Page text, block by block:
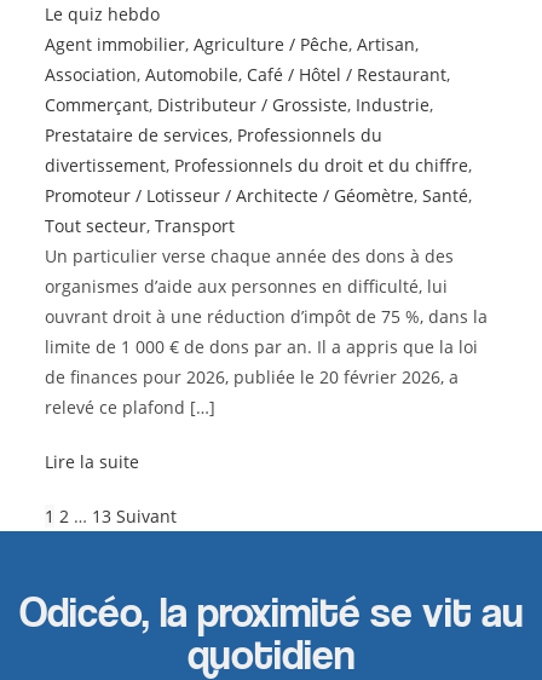
Le quiz hebdo
Agent immobilier,Agriculture / Pêche,Artisan,
Association,Automobile, Café / Hôtel / Restaurant,
Commerçant, Distributeur / Grossiste, Industrie,
Prestataire de services, Professionnels du
divertissement, Professionnels du droit et du chiffre,
Promoteur / Lotisseur / Architecte / Géomètre,Santé,
Tout secteur,Transport
Un particulier verse chaque année des dons à des
organismes d’aide aux personnes en difficulté, lui
ouvrant droit à une réduction d’impôt de 75 %, dans la
limite de 1 000 € de dons par an. Il a appris que la loi
de finances pour 2026, publiée le 20 février 2026, a
relevé ce plafond […]
Lire la suite
1 2 … 13 Suivant
Odicéo, la proximité se vit au
quotidien